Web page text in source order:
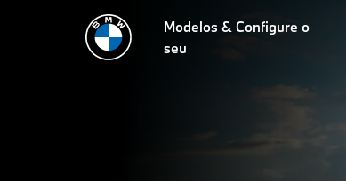
Modelos & Configure o
seu